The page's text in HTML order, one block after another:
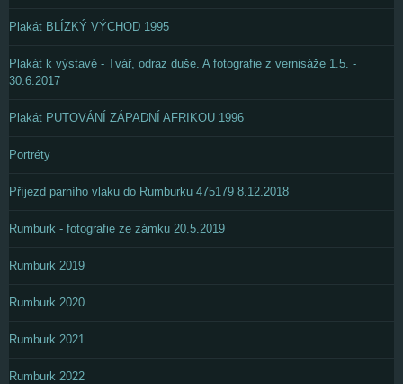
Plakát BLÍZKÝ VÝCHOD 1995
Plakát k výstavě - Tvář, odraz duše. A fotografie z vernisáže 1.5. -
30.6.2017
Plakát PUTOVÁNÍ ZÁPADNÍ AFRIKOU 1996
Portréty
Příjezd parního vlaku do Rumburku 475179 8.12.2018
Rumburk - fotografie ze zámku 20.5.2019
Rumburk 2019
Rumburk 2020
Rumburk 2021
Rumburk 2022